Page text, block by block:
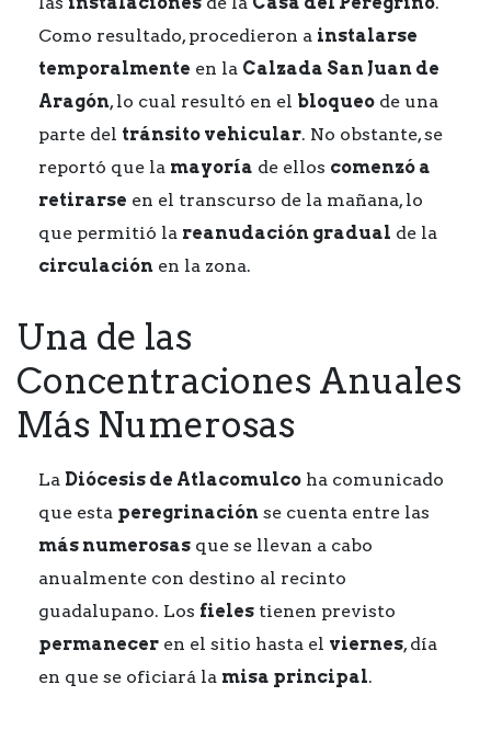
Como resultado, procedieron a instalarse
temporalmente en la Calzada San Juan de
Aragón, lo cual resultó en el bloqueo de una
parte del tránsito vehicular. No obstante, se
reportó que la mayoría de ellos comenzó a
retirarse en el transcurso de la mañana, lo
que permitió la reanudación gradual de la
circulación en la zona.
Una de las
Concentraciones Anuales
Más Numerosas
La Diócesis de Atlacomulco ha comunicado
que esta peregrinación se cuenta entre las
más numerosas que se llevan a cabo
anualmente con destino al recinto
guadalupano. Los fieles tienen previsto
permanecer en el sitio hasta el viernes, día
en que se oficiará la misa principal.